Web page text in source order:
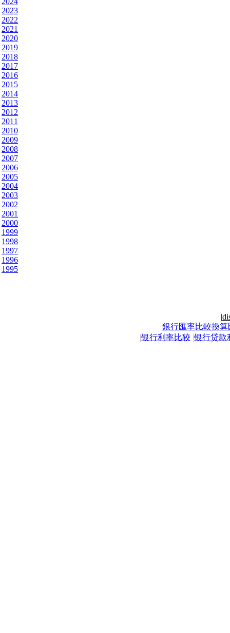
2023
2022
2021
2020
2019
2018
2017
2016
2015
2014
2013
2012
2011
2010
2009
2008
2007
2006
2005
2004
2003
2002
2001
2000
1999
1998
1997
1996
1995
|
銀行匯率比較換算
|银行利率比较 |银行贷款